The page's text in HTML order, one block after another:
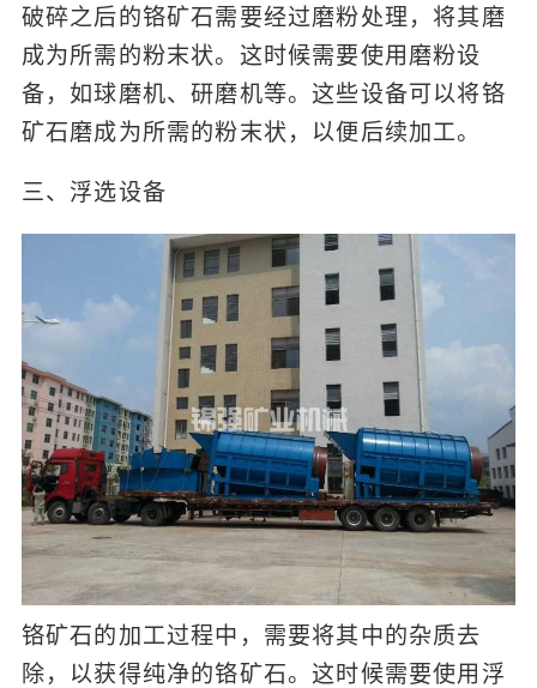
破碎之后的铬矿石需要经过磨粉处理，将其磨
成为所需的粉末状。这时候需要使用磨粉设
备，如球磨机、研磨机等。这些设备可以将铬
矿石磨成为所需的粉末状，以便后续加工。
三、浮选设备
铬矿石的加工过程中，需要将其中的杂质去
除，以获得纯净的铬矿石。这时候需要使用浮